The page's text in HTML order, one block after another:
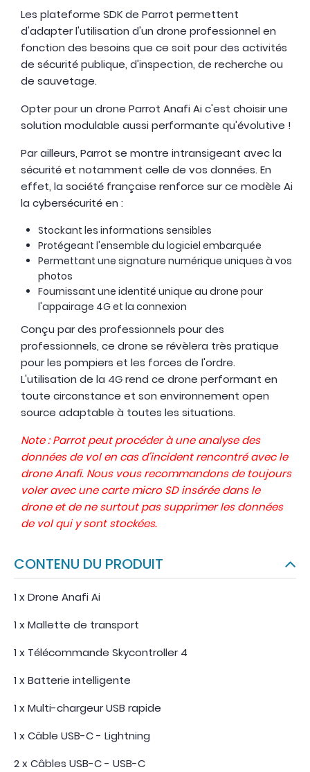
Les plateforme SDK de Parrot permettent
d'adapter l'utilisation d'un drone professionnel en
fonction des besoins que ce soit pour des activités
de sécurité publique, d'inspection, de recherche ou
de sauvetage.
Opter pour un drone Parrot Anafi Ai c'est choisir une
solution modulable aussi performante qu'évolutive !
Par ailleurs, Parrot se montre intransigeant avec la
sécurité et notamment celle de vos données. En
effet, la société française renforce sur ce modèle Ai
la cybersécurité en :
Stockant les informations sensibles
Protégeant l'ensemble du logiciel embarquée
Permettant une signature numérique uniques à vos
photos
Fournissant une identité unique au drone pour
l'appairage 4G et la connexion
Conçu par des professionnels pour des
professionnels, ce drone se révèlera très pratique
pour les pompiers et les forces de l'ordre.
L'utilisation de la 4G rend ce drone performant en
toute circonstance et son environnement open
source adaptable à toutes les situations.
Note : Parrot peut procéder à une analyse des
données de vol en cas d'incident rencontré avec le
drone Anafi. Nous vous recommandons de toujours
voler avec une carte micro SD insérée dans le
drone et de ne surtout pas supprimer les données
de vol qui y sont stockées.
CONTENU DU PRODUIT
1 x Drone Anafi Ai
1 x Mallette de transport
1 x Télécommande Skycontroller 4
1 x Batterie intelligente
1 x Multi-chargeur USB rapide
1 x Câble USB-C - Lightning
2 x Câbles USB-C - USB-C